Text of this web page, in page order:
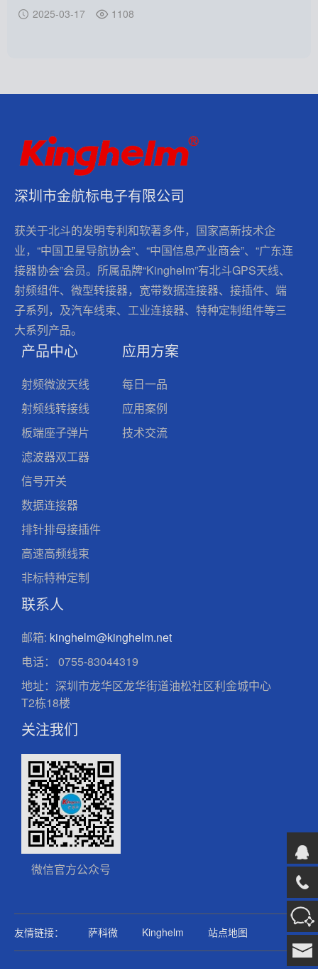
2025-03-17
1108
深圳市金航标电子有限公司
获关于北斗的发明专利和软著多件，国家高新技术企
业，“中国卫星导航协会”、“中国信息产业商会”、“广东连
接器协会”会员。所属品牌“Kinghelm”有北斗GPS天线、
射频组件、微型转接器，宽带数据连接器、接插件、端
子系列，及汽车线束、工业连接器、特种定制组件等三
大系列产品。
产品中心
射频微波天线
射频线转接线
板端座子弹片
滤波器双工器
信号开关
数据连接器
排针排母接插件
高速高频线束
非标特种定制
应用方案
每日一品
应用案例
技术交流
联系人
邮箱: kinghelm@kinghelm.net
电话：
0755-83044319
地址：深圳市龙华区龙华街道油松社区利金城中心
T2栋18楼
关注我们
微信官方公众号
友情链接： 萨科微 Kinghelm 站点地图